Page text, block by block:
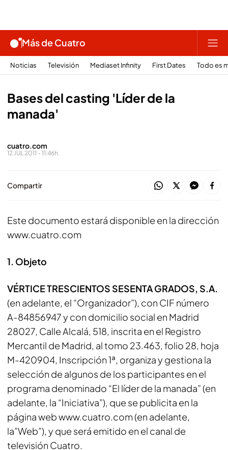
Más de Cuatro
Noticias Televisión Mediaset Infinity First Dates Todo es
Bases del casting 'Líder de la
manada'
cuatro.com
12 JUL 2011 - 11:46h.
Compartir
Este documento estará disponible en la dirección
www.cuatro.com
1. Objeto
VÉRTICE TRESCIENTOS SESENTA GRADOS, S.A.
(en adelante, el “Organizador”), con CIF número
A-84856947 y con domicilio social en Madrid
28027, Calle Alcalá, 518, inscrita en el Registro
Mercantil de Madrid, al tomo 23.463, folio 28, hoja
M-420904, Inscripción 1ª, organiza y gestiona la
selección de algunos de los participantes en el
programa denominado “El líder de la manada” (en
adelante, la “Iniciativa”), que se publicita en la
página web www.cuatro.com (en adelante,
la”Web”), y que será emitido en el canal de
televisión Cuatro.